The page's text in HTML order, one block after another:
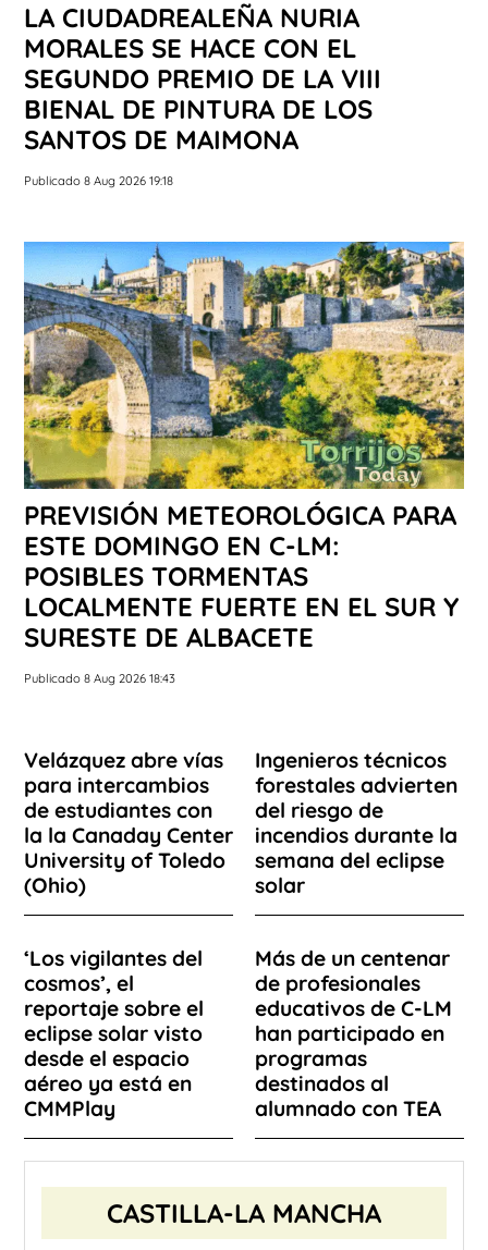
LA CIUDADREALEÑA NURIA
MORALES SE HACE CON EL
SEGUNDO PREMIO DE LA VIII
BIENAL DE PINTURA DE LOS
SANTOS DE MAIMONA
Publicado 8 Aug 2026 19:18
PREVISIÓN METEOROLÓGICA PARA
ESTE DOMINGO EN C-LM:
POSIBLES TORMENTAS
LOCALMENTE FUERTE EN EL SUR Y
SURESTE DE ALBACETE
Publicado 8 Aug 2026 18:43
Velázquez abre vías
para intercambios
de estudiantes con
la la Canaday Center
University of Toledo
(Ohio)
Ingenieros técnicos
forestales advierten
del riesgo de
incendios durante la
semana del eclipse
solar
‘Los vigilantes del
cosmos’, el
reportaje sobre el
eclipse solar visto
desde el espacio
aéreo ya está en
CMMPlay
Más de un centenar
de profesionales
educativos de C-LM
han participado en
programas
destinados al
alumnado con TEA
CASTILLA-LA MANCHA